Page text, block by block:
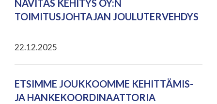
NAVITAS KEHITYS OY:N
TOIMITUSJOHTAJAN JOULUTERVEHDYS
22.12.2025
ETSIMME JOUKKOOMME KEHITTÄMIS-
JA HANKEKOORDINAATTORIA